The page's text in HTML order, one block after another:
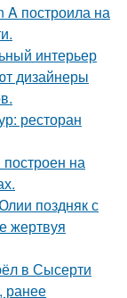
A построила на
интерьер
дизайнеры
ресторан
на
поздняк с
жертвуя
в Сысерти
ранее